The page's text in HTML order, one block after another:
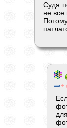
Судя
не все